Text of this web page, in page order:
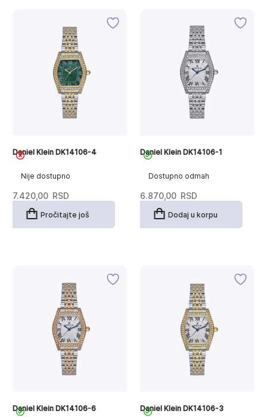
Nije dostupno
Daniel Klein DK14106-4
7.420,00 RSD
Pročitajte još
Dostupno odmah
Daniel Klein DK14106-1
6.870,00 RSD
Dodaj u korpu
Daniel Klein DK14106-6 Daniel Klein DK14106-3